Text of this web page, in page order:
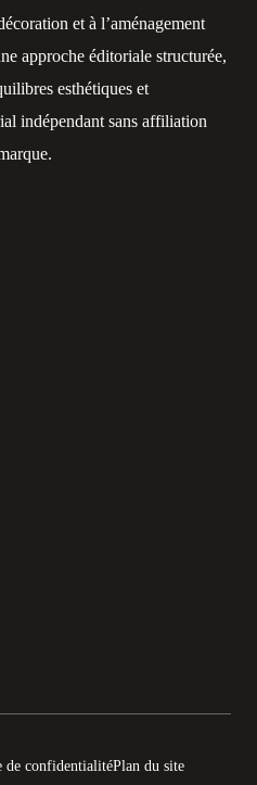
et à l’aménagement
approche éditoriale structurée,
esthétiques et
indépendant sans affiliation
de confidentialitéPlan du site